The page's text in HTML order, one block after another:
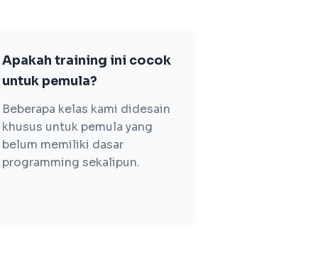
Apakah training ini cocok
untuk pemula?
Beberapa kelas kami didesain
khusus untuk pemula yang
belum memiliki dasar
programming sekalipun.